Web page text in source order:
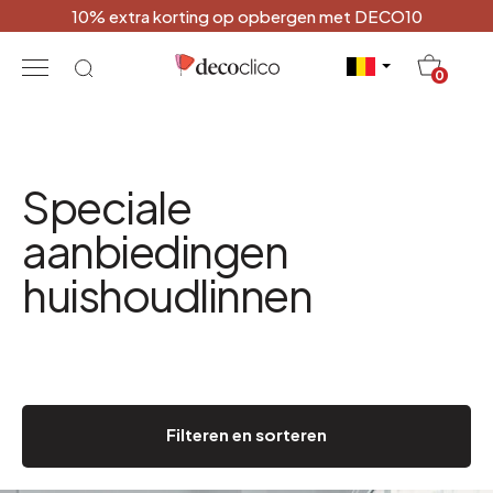
10% extra korting op opbergen met DECO10
0
Speciale
aanbiedingen
huishoudlinnen
Filteren en sorteren